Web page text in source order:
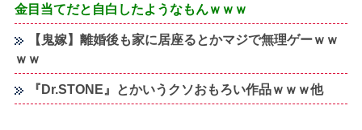
金目当てだと自白したようなもんｗｗｗ
【鬼嫁】離婚後も家に居座るとかマジで無理ゲーｗｗ
ｗｗ
『Dr.STONE』とかいうクソおもろい作品ｗｗｗ他